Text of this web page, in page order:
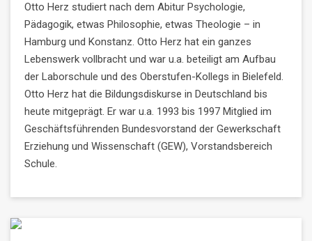
Otto Herz studiert nach dem Abitur Psychologie,
Pädagogik, etwas Philosophie, etwas Theologie – in
Hamburg und Konstanz. Otto Herz hat ein ganzes
Lebenswerk vollbracht und war u.a. beteiligt am Aufbau
der Laborschule und des Oberstufen-Kollegs in Bielefeld.
Otto Herz hat die Bildungsdiskurse in Deutschland bis
heute mitgeprägt. Er war u.a. 1993 bis 1997 Mitglied im
Geschäftsführenden Bundesvorstand der Gewerkschaft
Erziehung und Wissenschaft (GEW), Vorstandsbereich
Schule.